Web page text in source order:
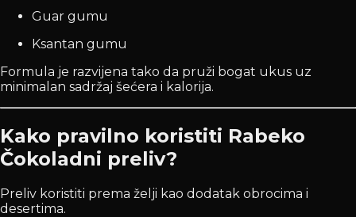
Guar gumu
Ksantan gumu
Formula je razvijena tako da pruži bogat ukus uz
minimalan sadržaj šećera i kalorija.
Kako pravilno koristiti Rabeko
Čokoladni preliv?
Preliv koristiti prema želji kao dodatak obrocima i
desertima.